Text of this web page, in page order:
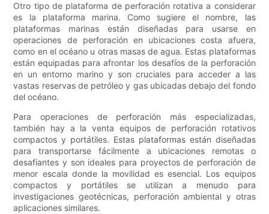
Otro tipo de plataforma de perforación rotativa a considerar
es la plataforma marina. Como sugiere el nombre, las
plataformas marinas están diseñadas para usarse en
operaciones de perforación en ubicaciones costa afuera,
como en el océano u otras masas de agua. Estas plataformas
están equipadas para afrontar los desafíos de la perforación
en un entorno marino y son cruciales para acceder a las
vastas reservas de petróleo y gas ubicadas debajo del fondo
del océano.
Para operaciones de perforación más especializadas,
también hay a la venta equipos de perforación rotativos
compactos y portátiles. Estas plataformas están diseñadas
para transportarse fácilmente a ubicaciones remotas o
desafiantes y son ideales para proyectos de perforación de
menor escala donde la movilidad es esencial. Los equipos
compactos y portátiles se utilizan a menudo para
investigaciones geotécnicas, perforación ambiental y otras
aplicaciones similares.